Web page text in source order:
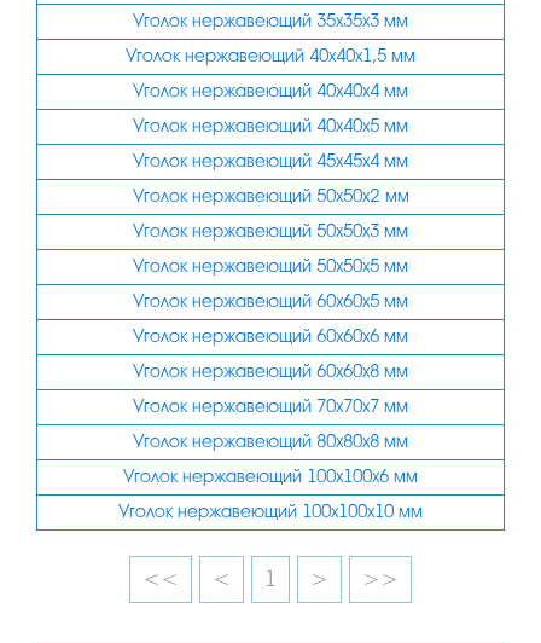
Уголок нержавеющий 35х35х3 мм
Уголок нержавеющий 40х40х1,5 мм
Уголок нержавеющий 40х40х4 мм
Уголок нержавеющий 40х40х5 мм
Уголок нержавеющий 45х45х4 мм
Уголок нержавеющий 50х50х2 мм
Уголок нержавеющий 50х50х3 мм
Уголок нержавеющий 50х50х5 мм
Уголок нержавеющий 60х60х5 мм
Уголок нержавеющий 60х60х6 мм
Уголок нержавеющий 60х60х8 мм
Уголок нержавеющий 70х70х7 мм
Уголок нержавеющий 80х80х8 мм
Уголок нержавеющий 100х100х6 мм
Уголок нержавеющий 100х100х10 мм
<< < 1 > >>